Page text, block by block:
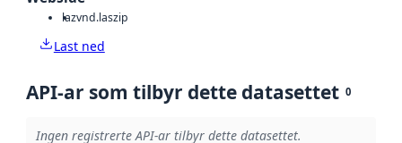
lazvnd.laszip
Last ned
API-ar som tilbyr dette datasettet 0
Ingen registrerte API-ar tilbyr dette datasettet.